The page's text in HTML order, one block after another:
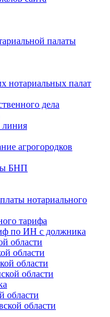
палаты
нотариальных палат
дела
линия
агрогородков
БНП
нотариального
тарифа
по ИН с должника
области
области
области
области
области